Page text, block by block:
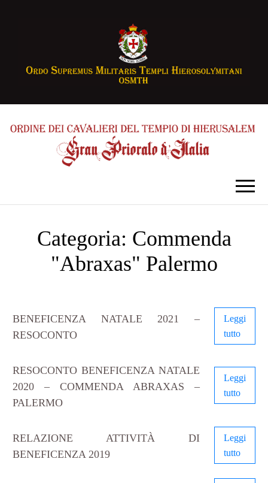
Categoria: Commenda
"Abraxas" Palermo
BENEFICENZA NATALE 2021 –
RESOCONTO
Leggi
tutto
RESOCONTO BENEFICENZA NATALE
2020 – COMMENDA ABRAXAS –
PALERMO
Leggi
tutto
RELAZIONE ATTIVITÀ DI
BENEFICENZA 2019
Leggi
tutto